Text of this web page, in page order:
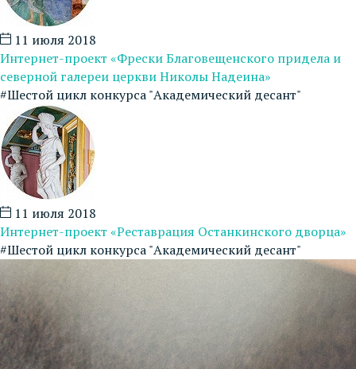
11 июля 2018
Интернет-проект «Фрески Благовещенского придела и
северной галереи церкви Николы Надеина»
#Шестой цикл конкурса "Академический десант"
11 июля 2018
Интернет-проект «Реставрация Останкинского дворца»
#Шестой цикл конкурса "Академический десант"